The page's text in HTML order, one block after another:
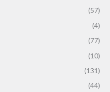
(57)
(4)
(77)
(10)
(131)
(44)